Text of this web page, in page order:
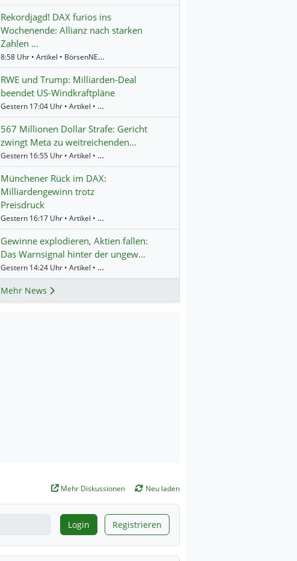
Rekordjagd! DAX furios ins
Wochenende: Allianz nach starken
Zahlen …
8:58 Uhr • Artikel • BörsenNEWS.de
RWE und Trump: Milliarden-Deal
beendet US-Windkraftpläne
Gestern 17:04 Uhr • Artikel • BörsenNEWS.de
567 Millionen Dollar Strafe: Gericht
zwingt Meta zu weitreichenden…
Gestern 16:55 Uhr • Artikel • BörsenNEWS.de
Münchener Rück im DAX:
Milliardengewinn trotz
Preisdruck
Gestern 16:17 Uhr • Artikel • BörsenNEWS.de
Gewinne explodieren, Aktien fallen:
Das Warnsignal hinter der ungew…
Gestern 14:24 Uhr • Artikel • BörsenNEWS.de
Mehr News
Mehr Diskussionen Neu laden
Login Registrieren